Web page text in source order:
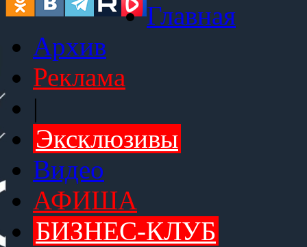
Главная
Архив
Реклама
|
Эксклюзивы
Видео
АФИША
БИЗНЕС-КЛУБ